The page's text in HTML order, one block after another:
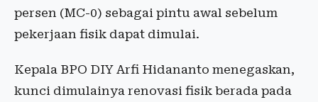
persen (MC-0) sebagai pintu awal sebelum
pekerjaan fisik dapat dimulai.
Kepala BPO DIY Arfi Hidananto menegaskan,
kunci dimulainya renovasi fisik berada pada